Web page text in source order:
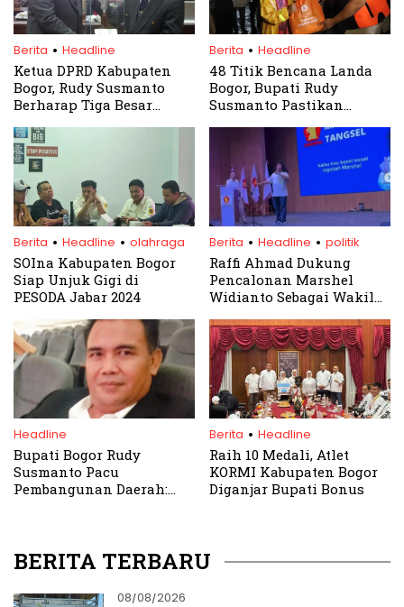
Berita . Headline
Ketua DPRD Kabupaten
Bogor, Rudy Susmanto
Berharap Tiga Besar
Adalah yang Terbaik
Berita . Headline
48 Titik Bencana Landa
Bogor, Bupati Rudy
Susmanto Pastikan
Terpadu
Berita . Headline . olahraga
SOIna Kabupaten Bogor
Siap Unjuk Gigi di
PESODA Jabar 2024
Berita . Headline . politik
Raffi Ahmad Dukung
Pencalonan Marshel
Widianto Sebagai Wakil
Headline
Bupati Bogor Rudy
Susmanto Pacu
Pembangunan Daerah:
Digital
Berita . Headline
Raih 10 Medali, Atlet
KORMI Kabupaten Bogor
Diganjar Bupati Bonus
BERITA TERBARU
08/08/2026